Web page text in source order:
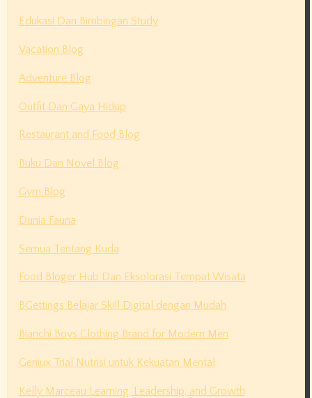
Edukasi Dan Bimbingan Study
Vacation Blog
Adventure Blog
Outfit Dan Gaya Hidup
Restaurant and Food Blog
Buku Dan Novel Blog
Gym Blog
Dunia Fauna
Semua Tentang Kuda
Food Bloger Hub Dan Eksplorasi Tempat Wisata
BGettings Belajar Skill Digital dengan Mudah
Bianchi Boys Clothing Brand for Modern Men
Geniux Trial Nutrisi untuk Kekuatan Mental
Kelly Marceau Learning, Leadership, and Growth